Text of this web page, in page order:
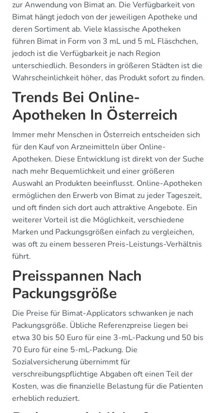
zur Anwendung von Bimat an. Die Verfügbarkeit von
Bimat hängt jedoch von der jeweiligen Apotheke und
deren Sortiment ab. Viele klassische Apotheken
führen Bimat in Form von 3 mL und 5 mL Fläschchen,
jedoch ist die Verfügbarkeit je nach Region
unterschiedlich. Besonders in größeren Städten ist die
Wahrscheinlichkeit höher, das Produkt sofort zu finden.
Trends Bei Online-
Apotheken In Österreich
Immer mehr Menschen in Österreich entscheiden sich
für den Kauf von Arzneimitteln über Online-
Apotheken. Diese Entwicklung ist direkt von der Suche
nach mehr Bequemlichkeit und einer größeren
Auswahl an Produkten beeinflusst. Online-Apotheken
ermöglichen den Erwerb von Bimat zu jeder Tageszeit,
und oft finden sich dort auch attraktive Angebote. Ein
weiterer Vorteil ist die Möglichkeit, verschiedene
Marken und Packungsgrößen einfach zu vergleichen,
was oft zu einem besseren Preis-Leistungs-Verhältnis
führt.
Preisspannen Nach
Packungsgröße
Die Preise für Bimat-Applicators schwanken je nach
Packungsgröße. Übliche Referenzpreise liegen bei
etwa 30 bis 50 Euro für eine 3-mL-Packung und 50 bis
70 Euro für eine 5-mL-Packung. Die
Sozialversicherung übernimmt für
verschreibungspflichtige Abgaben oft einen Teil der
Kosten, was die finanzielle Belastung für die Patienten
erheblich reduziert.